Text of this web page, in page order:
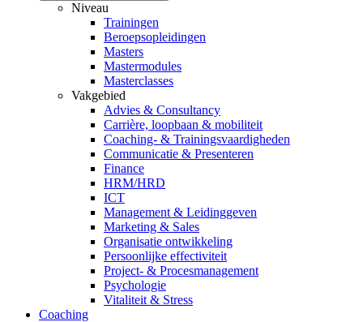
Niveau
Trainingen
Beroepsopleidingen
Masters
Mastermodules
Masterclasses
Vakgebied
Advies & Consultancy
Carrière, loopbaan & mobiliteit
Coaching- & Trainingsvaardigheden
Communicatie & Presenteren
Finance
HRM/HRD
ICT
Management & Leidinggeven
Marketing & Sales
Organisatie ontwikkeling
Persoonlijke effectiviteit
Project- & Procesmanagement
Psychologie
Vitaliteit & Stress
Coaching